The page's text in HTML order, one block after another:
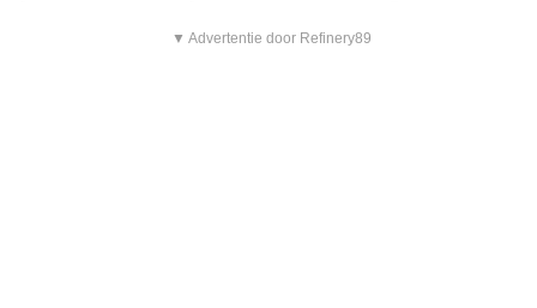
▼ Advertentie door Refinery89